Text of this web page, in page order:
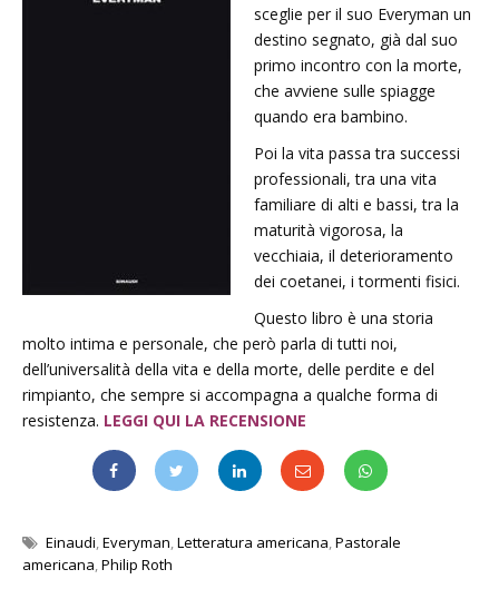
sceglie per il suo Everyman un
destino segnato, già dal suo
primo incontro con la morte,
che avviene sulle spiagge
quando era bambino.
Poi la vita passa tra successi
professionali, tra una vita
familiare di alti e bassi, tra la
maturità vigorosa, la
vecchiaia, il deterioramento
dei coetanei, i tormenti fisici.
Questo libro è una storia
molto intima e personale, che però parla di tutti noi,
dell’universalità della vita e della morte, delle perdite e del
rimpianto, che sempre si accompagna a qualche forma di
resistenza. LEGGI QUI LA RECENSIONE
Einaudi,Everyman,Letteratura americana,Pastorale
americana,Philip Roth